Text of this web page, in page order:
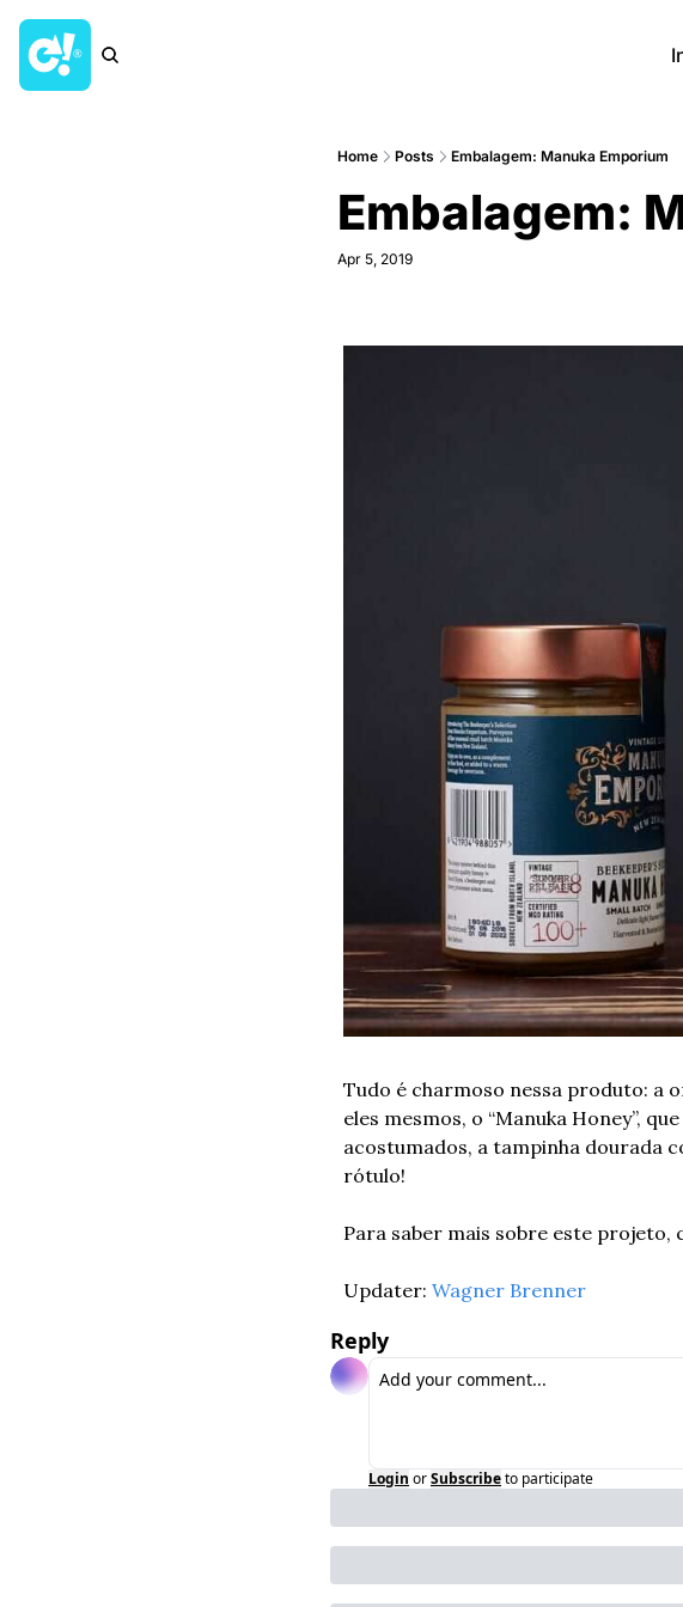
Home Posts Embalagem: Manuka Emporium
Embalagem:
Apr 5, 2019
Tudo é charmoso nessa produto: a
eles mesmos, o “Manuka Honey”,
acostumados, a tampinha dourada
rótulo!
Para saber mais sobre este projeto,
Updater: Wagner Brenner
Reply
Login orSubscribeto participate